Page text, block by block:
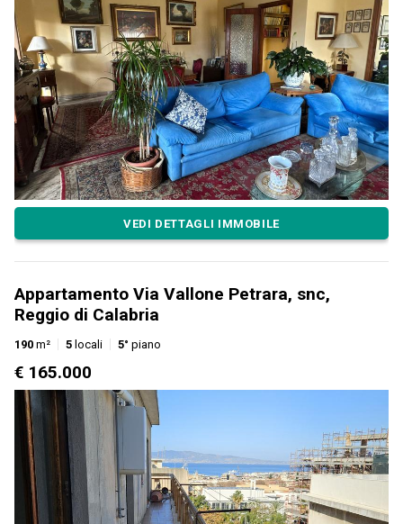
VEDI DETTAGLI IMMOBILE
Appartamento Via Vallone Petrara, snc,
Reggio di Calabria
190 m² 5 locali 5° piano
€ 165.000